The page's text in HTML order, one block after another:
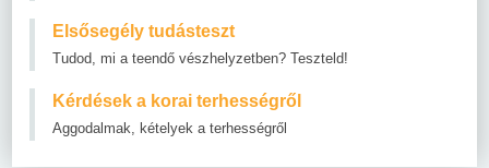
Elsősegély tudásteszt
Tudod, mi a teendő vészhelyzetben? Teszteld!
Kérdések a korai terhességről
Aggodalmak, kételyek a terhességről